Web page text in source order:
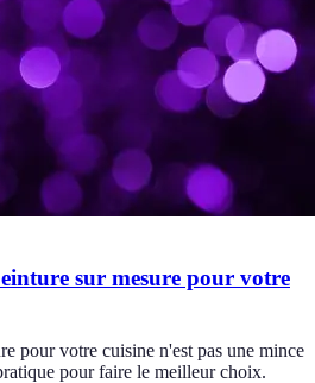
sur mesure pour votre
pour votre cuisine n'est pas une mince
pour faire le meilleur choix.